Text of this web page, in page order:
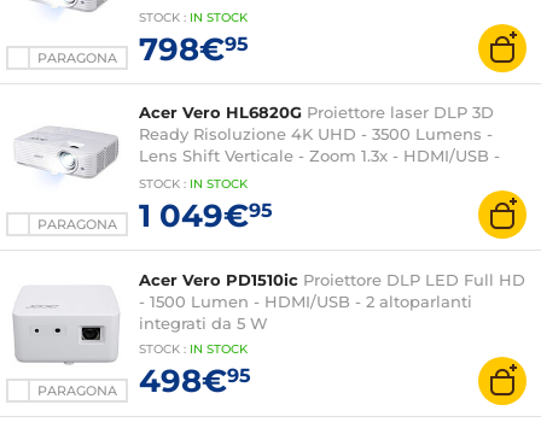
PARAGONA
dongle Google TV - Altoparlante integrato 1x 10W
STOCK : IN STOCK
798€95
PARAGONA
Acer Vero HL6820G Proiettore laser DLP 3D
Ready Risoluzione 4K UHD - 3500 Lumens -
Lens Shift Verticale - Zoom 1.3x - HDMI/USB -
Altoparlante integrato 1x 10W
STOCK : IN STOCK
1 049€95
PARAGONA
Acer Vero PD1510ic Proiettore DLP LED Full HD
- 1500 Lumen - HDMI/USB - 2 altoparlanti
integrati da 5 W
STOCK : IN STOCK
498€95